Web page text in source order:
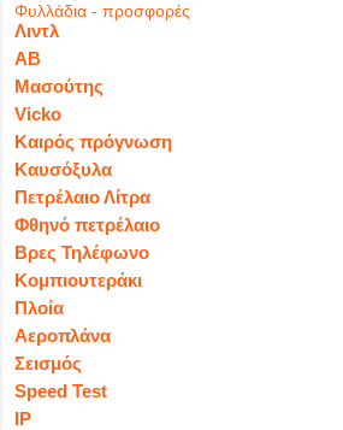
Φυλλάδια - προσφορές
Λιντλ
ΑΒ
Μασούτης
Vicko
Καιρός πρόγνωση
Καυσόξυλα
Πετρέλαιο Λίτρα
Φθηνό πετρέλαιο
Βρες Τηλέφωνο
Κομπιουτεράκι
Πλοία
Αεροπλάνα
Σεισμός
Speed Test
IP